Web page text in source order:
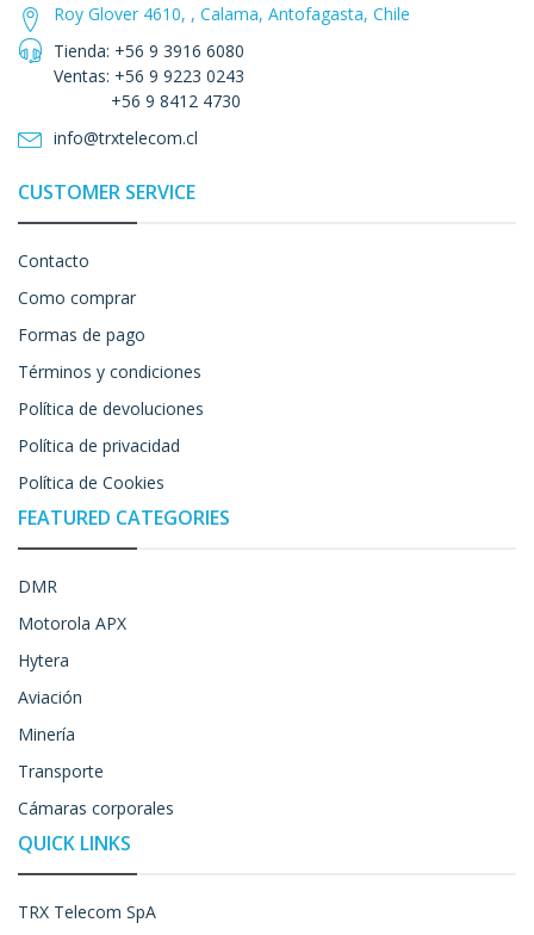
Roy Glover 4610, , Calama, Antofagasta, Chile
Tienda: +56 9 3916 6080
Ventas: +56 9 9223 0243
+56 9 8412 4730
info@trxtelecom.cl
CUSTOMER SERVICE
Contacto
Como comprar
Formas de pago
Términos y condiciones
Política de devoluciones
Política de privacidad
Política de Cookies
FEATURED CATEGORIES
DMR
Motorola APX
Hytera
Aviación
Minería
Transporte
Cámaras corporales
QUICK LINKS
TRX Telecom SpA